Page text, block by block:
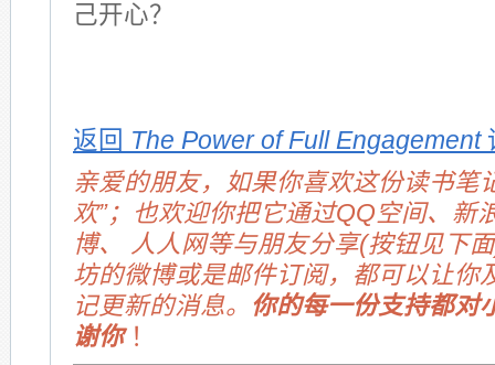
己开心？
返回 The Power of Full Engagement
亲爱的朋友，如果你喜欢这份读书笔
欢”；也欢迎你把它通过QQ空间、新
博、 人人网等与朋友分享(按钮见下
坊的微博或是邮件订阅，都可以让你
记更新的消息。 你的每一份支持都对
谢你 ！